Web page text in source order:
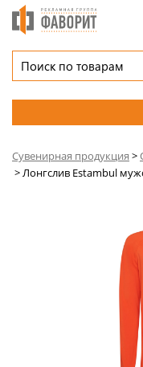
Сувенирная продукция >
>Лонгслив Estambul